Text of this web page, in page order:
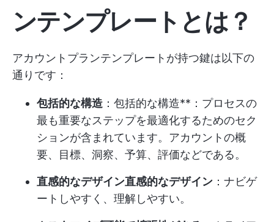
ンテンプレートとは？
アカウントプランテンプレートが持つ鍵は以下の
通りです：
包括的な構造 ：包括的な構造**：プロセスの
最も重要なステップを最適化するためのセク
ションが含まれています。アカウントの概
要、目標、洞察、予算、評価などである。
直感的なデザイン直感的なデザイン ：ナビゲ
ートしやすく、理解しやすい。